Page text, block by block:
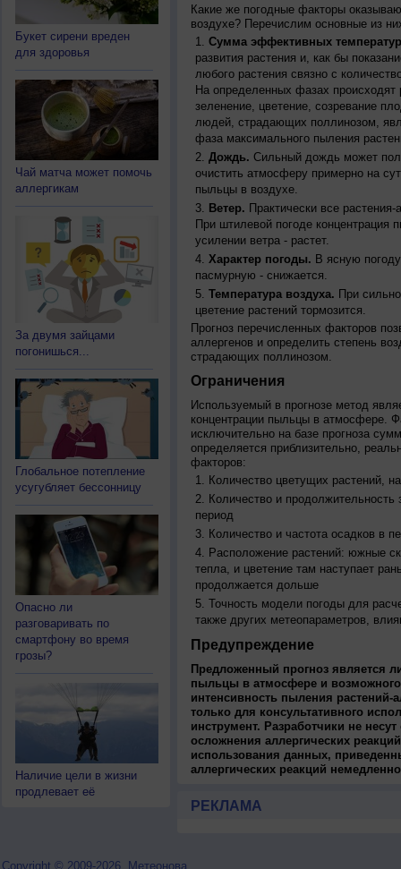
Букет сирени вреден
для здоровья
Чай матча может помочь
аллергикам
За двумя зайцами
погонишься...
Глобальное потепление
усугубляет бессонницу
Опасно ли
разговаривать по
смартфону во время
грозы?
Наличие цели в жизни
продлевает её
Какие же погодные факторы
воздухе? Перечислим основные из
Сумма эффективных
развития растения и, как бы
любого растения связно с
На определенных фазах происходят
зеленение, цветение, созревание
людей, страдающих поллинозом,
фаза максимального пыления
Дождь. Сильный дождь может
очистить атмосферу примерно на
пыльцы в воздухе.
Ветер. Практически все
При штилевой погоде
усилении ветра - растет.
Характер погоды. В ясную
пасмурную - снижается.
Температура воздуха. При
цветение растений тормозится.
Прогноз перечисленных факторов
аллергенов и определить степень
страдающих поллинозом.
Ограничения
Используемый в прогнозе метод
концентрации пыльцы в атмосфере.
исключительно на базе прогноза
определяется приблизительно,
факторов:
Количество цветущих растений,
Количество и продолжительность
период
Количество и частота осадков в
Расположение растений: южные
тепла, и цветение там наступает
продолжается дольше
Точность модели погоды для
также других метеопараметров,
Предупреждение
Предложенный прогноз является
пыльцы в атмосфере и
интенсивность пыления растений-
только для консультативного
инструмент. Разработчики не
осложнения аллергических
использования данных,
аллергических реакций
РЕКЛАМА
Copyright © 2009-2026, Метеонова